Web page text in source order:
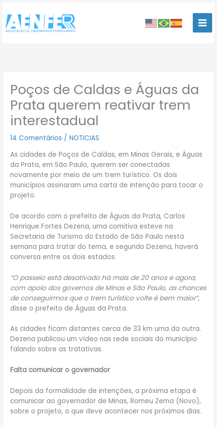
para
conteúdo
Poços de Caldas e Águas da
Prata querem reativar trem
interestadual
14 Comentários /NOTICIAS
As cidades de Poços de Caldas, em Minas Gerais, e Águas
da Prata, em São Paulo, querem ser conectadas
novamente por meio de um trem turístico. Os dois
municípios assinaram uma carta de intenção para tocar o
projeto.
De acordo com o prefeito de Águas da Prata, Carlos
Henrique Fortes Dezena, uma comitiva esteve na
Secretaria de Turismo do Estado de São Paulo nesta
semana para tratar do tema, e segundo Dezena, haverá
conversa entre os dois estados.
“O passeio está desativado há mais de 20 anos e agora,
com apoio dos governos de Minas e São Paulo, as chances
de conseguirmos que o trem turístico volte é bem maior”,
disse o prefeito de Águas da Prata.
As cidades ficam distantes cerca de 33 km uma da outra.
Dezena publicou um vídeo nas rede sociais do município
falando sobre as tratativas.
Falta comunicar o governador
Depois da formalidade de intenções, a próxima etapa é
comunicar ao governador de Minas, Romeu Zema (Novo),
sobre o projeto, o que deve acontecer nos próximos dias.